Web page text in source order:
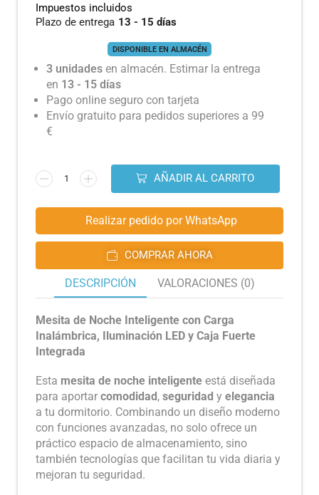
Impuestos incluidos
Plazo de entrega 13 - 15 días
DISPONIBLE EN ALMACÉN
3 unidades en almacén. Estimar la entrega
en 13 - 15 días
Pago online seguro con tarjeta
Envío gratuito para pedidos superiores a 99
€
AÑADIR AL CARRITO
Realizar pedido por WhatsApp
COMPRAR AHORA
DESCRIPCIÓN VALORACIONES (0)
Mesita de Noche Inteligente con Carga
Inalámbrica, Iluminación LED y Caja Fuerte
Integrada
Esta mesita de noche inteligente está diseñada
para aportar comodidad, seguridad y elegancia
a tu dormitorio. Combinando un diseño moderno
con funciones avanzadas, no solo ofrece un
práctico espacio de almacenamiento, sino
también tecnologías que facilitan tu vida diaria y
mejoran tu seguridad.